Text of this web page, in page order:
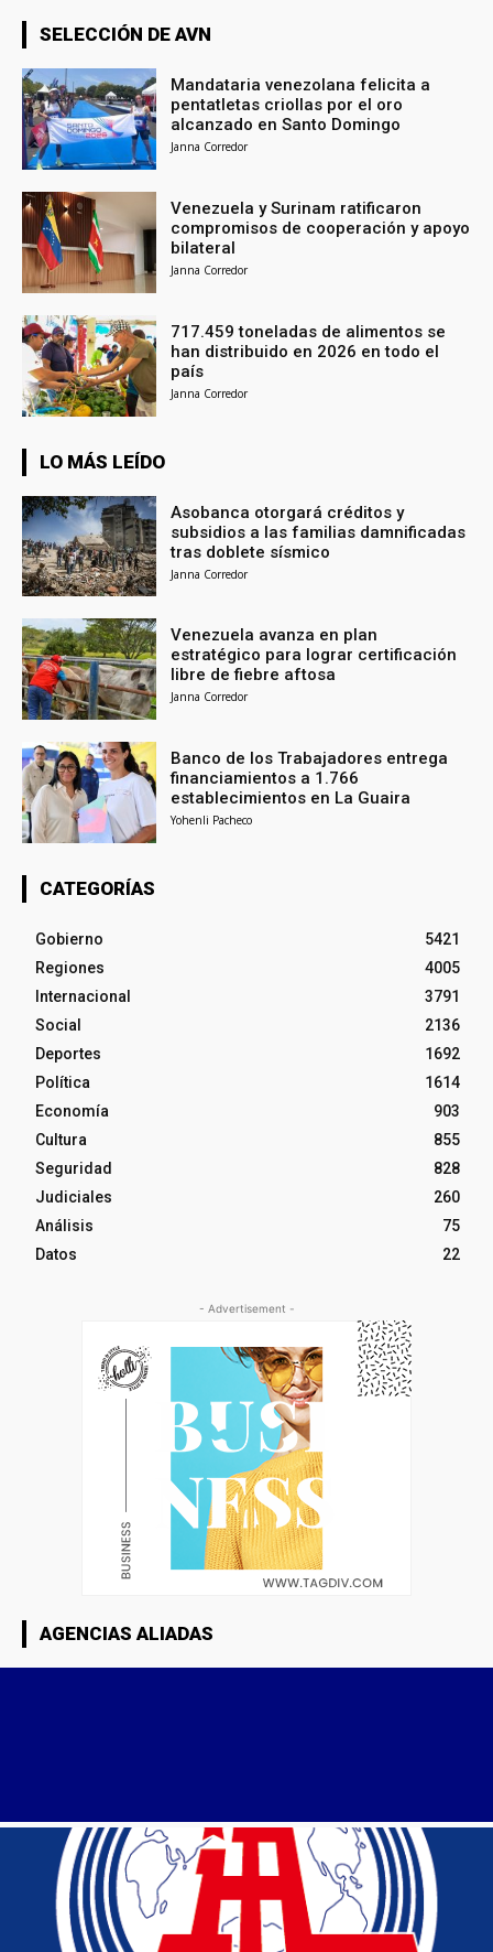
SELECCIÓN DE AVN
Mandataria venezolana felicita a
pentatletas criollas por el oro
alcanzado en Santo Domingo
Janna Corredor
Venezuela y Surinam ratificaron
compromisos de cooperación y apoyo
bilateral
Janna Corredor
717.459 toneladas de alimentos se
han distribuido en 2026 en todo el
país
Janna Corredor
LO MÁS LEÍDO
Asobanca otorgará créditos y
subsidios a las familias damnificadas
tras doblete sísmico
Janna Corredor
Venezuela avanza en plan
estratégico para lograr certificación
libre de fiebre aftosa
Janna Corredor
Banco de los Trabajadores entrega
financiamientos a 1.766
establecimientos en La Guaira
Yohenli Pacheco
CATEGORÍAS
Gobierno
5421
Regiones
4005
Internacional
3791
Social
2136
Deportes
1692
Política
1614
Economía
903
Cultura
855
Seguridad
828
Judiciales
260
Análisis
75
Datos
22
- Advertisement -
AGENCIAS ALIADAS